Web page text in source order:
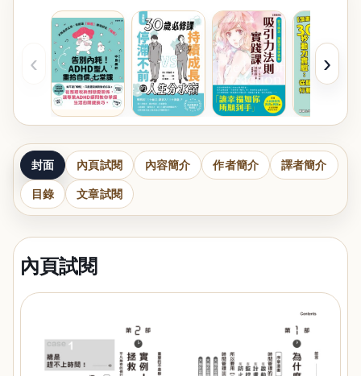
‹ ›
封面 內頁試閱 內容簡介 作者簡介 譯者簡介
目錄 文章試閱
內頁試閱